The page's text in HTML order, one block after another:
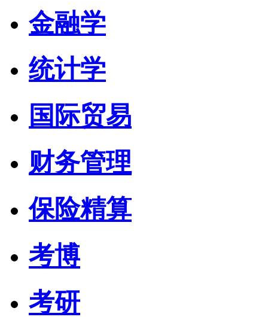
金融学
统计学
国际贸易
财务管理
保险精算
考博
考研